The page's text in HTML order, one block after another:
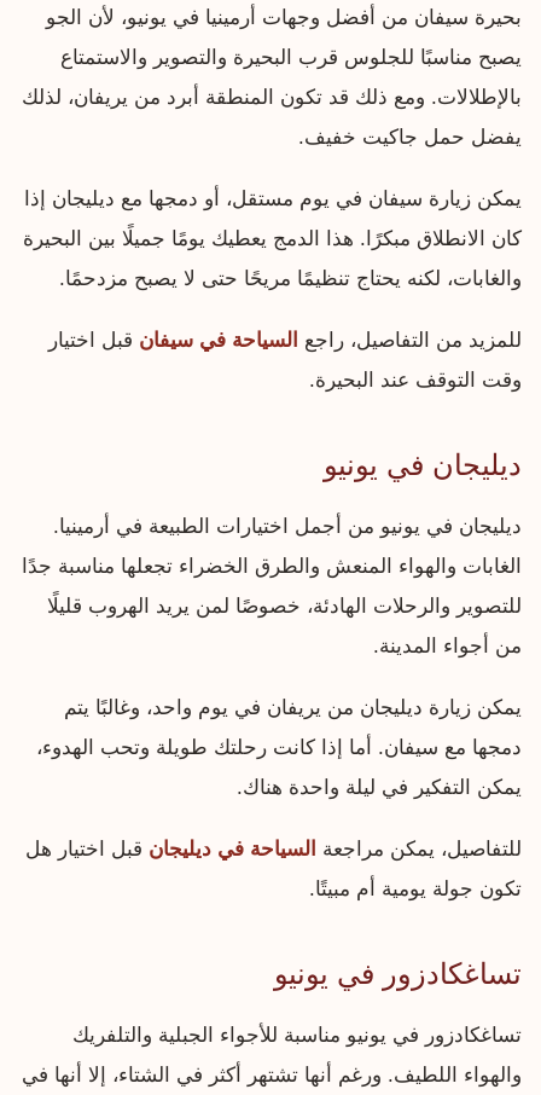
بحيرة سيفان من أفضل وجهات أرمينيا في يونيو، لأن الجو
يصبح مناسبًا للجلوس قرب البحيرة والتصوير والاستمتاع
بالإطلالات. ومع ذلك قد تكون المنطقة أبرد من يريفان، لذلك
يفضل حمل جاكيت خفيف.
يمكن زيارة سيفان في يوم مستقل، أو دمجها مع ديليجان إذا
كان الانطلاق مبكرًا. هذا الدمج يعطيك يومًا جميلًا بين البحيرة
والغابات، لكنه يحتاج تنظيمًا مريحًا حتى لا يصبح مزدحمًا.
للمزيد من التفاصيل، راجع السياحة في سيفان قبل اختيار
وقت التوقف عند البحيرة.
ديليجان في يونيو
ديليجان في يونيو من أجمل اختيارات الطبيعة في أرمينيا.
الغابات والهواء المنعش والطرق الخضراء تجعلها مناسبة جدًا
للتصوير والرحلات الهادئة، خصوصًا لمن يريد الهروب قليلًا
من أجواء المدينة.
يمكن زيارة ديليجان من يريفان في يوم واحد، وغالبًا يتم
دمجها مع سيفان. أما إذا كانت رحلتك طويلة وتحب الهدوء،
يمكن التفكير في ليلة واحدة هناك.
للتفاصيل، يمكن مراجعة السياحة في ديليجان قبل اختيار هل
تكون جولة يومية أم مبيتًا.
تساغكادزور في يونيو
تساغكادزور في يونيو مناسبة للأجواء الجبلية والتلفريك
والهواء اللطيف. ورغم أنها تشتهر أكثر في الشتاء، إلا أنها في